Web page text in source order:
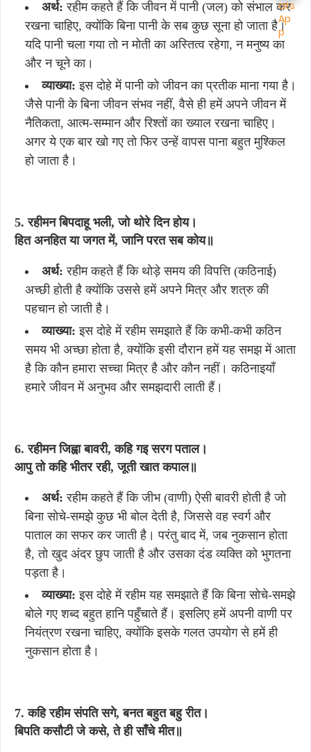
अर्थ: रहीम कहते हैं कि जीवन में पानी (जल) को संभाल कर
रखना चाहिए, क्योंकि बिना पानी के सब कुछ सूना हो जाता है।
यदि पानी चला गया तो न मोती का अस्तित्व रहेगा, न मनुष्य का
और न चूने का।
व्याख्या: इस दोहे में पानी को जीवन का प्रतीक माना गया है।
जैसे पानी के बिना जीवन संभव नहीं, वैसे ही हमें अपने जीवन में
नैतिकता, आत्म-सम्मान और रिश्तों का ख्याल रखना चाहिए।
अगर ये एक बार खो गए तो फिर उन्हें वापस पाना बहुत मुश्किल
हो जाता है।
5. रहीमन बिपदाहू भली, जो थोरे दिन होय।
हित अनहित या जगत में, जानि परत सब कोय॥
अर्थ:रहीम कहते हैं कि थोड़े समय की विपत्ति (कठिनाई)
अच्छी होती है क्योंकि उससे हमें अपने मित्र और शत्रु की
पहचान हो जाती है।
व्याख्या: इस दोहे में रहीम समझाते हैं कि कभी-कभी कठिन
समय भी अच्छा होता है, क्योंकि इसी दौरान हमें यह समझ में आता
है कि कौन हमारा सच्चा मित्र है और कौन नहीं। कठिनाइयाँ
हमारे जीवन में अनुभव और समझदारी लाती हैं।
6. रहीमन जिह्वा बावरी, कहि गइ सरग पताल।
आपु तो कहि भीतर रही, जूती खात कपाल॥
अर्थ: रहीम कहते हैं कि जीभ (वाणी) ऐसी बावरी होती है जो
बिना सोचे-समझे कुछ भी बोल देती है, जिससे वह स्वर्ग और
पाताल का सफर कर जाती है। परंतु बाद में, जब नुकसान होता
है, तो खुद अंदर छुप जाती है और उसका दंड व्यक्ति को भुगतना
पड़ता है।
व्याख्या: इस दोहे में रहीम यह समझाते हैं कि बिना सोचे-समझे
बोले गए शब्द बहुत हानि पहुँचाते हैं। इसलिए हमें अपनी वाणी पर
नियंत्रण रखना चाहिए, क्योंकि इसके गलत उपयोग से हमें ही
नुकसान होता है।
7. कहि रहीम संपति सगे, बनत बहुत बहु रीत।
बिपति कसौटी जे कसे, ते ही साँचे मीत॥